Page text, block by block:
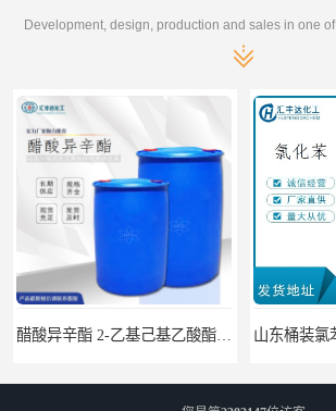
山东桶装氯苯 230kg/桶 全国发货108-90-7